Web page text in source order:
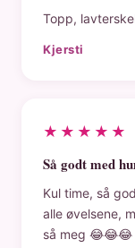
Topp,
Kjersti
★★★★★
Så godt med
Kul time, så
alle øvelsene,
så meg 😂😂😂